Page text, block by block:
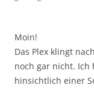
Moin!
Das Plex klingt
noch gar nicht. Ich
hinsichtlich einer